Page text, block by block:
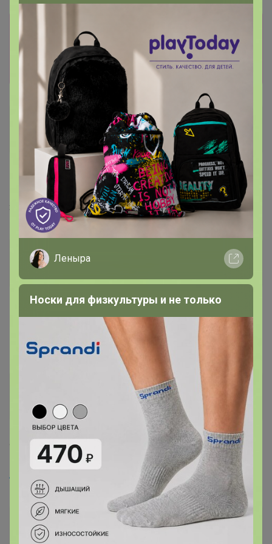
Информация о заказах доступна
лишь членам клуба
Показать
Bush
17 июня, 2021 07:24
Здравствуйте. Поменяйте цр на Березовку пожалуйста
Амина
Bush, доброй ночи проверяйте
Виртуоз СП
9 июля, 2021 09:37
Амина , Добрый день! Когда получим заказы?
Виртуоз СП
Леныра
Носки для физкультуры и не только